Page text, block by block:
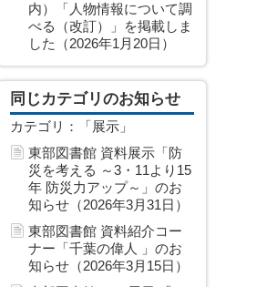
内）「人物情報について調
べる（改訂）」を掲載しま
した（2026年1月20日）
同じカテゴリのお知らせ
カテゴリ：「展示」
東部図書館 資料展示「防
災を考える ～3・11より15
年 防災力アップ～」のお
知らせ（2026年3月31日）
東部図書館 資料紹介コー
ナー「千葉の偉人 」のお
知らせ（2026年3月15日）